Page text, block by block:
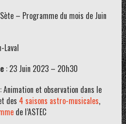
– Programme du mois de Juin
Laval
: 23 Juin 2023 – 20h30
: Animation et observation dans le
des 4 saisons astro-musicales,
de l’ASTEC